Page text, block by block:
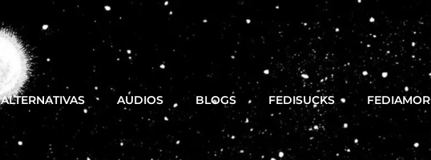
ALTERNATIVAS AUDIOS BLOGS FEDISUCKS FEDIAMOR